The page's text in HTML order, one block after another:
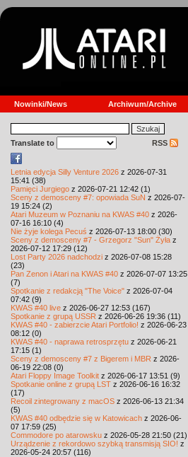
Nowinki/News Archiwum/Archive
Translate to RSS
Letnia edycja Silly Venture 2026 z 2026-07-31
15:41 (38)
Pamięci Jurgiego z 2026-07-21 12:42 (1)
Sceny z demosceny #7: opowiada SuN z 2026-07-
19 15:24 (2)
Atari Muzeum w Poznaniu na KWAS #40 z 2026-
07-16 16:10 (4)
Nie żyje kolega Pecuś z 2026-07-13 18:00 (30)
Sceny z demosceny #7 - Grzegorz "Sun" Żyła z
2026-07-12 17:29 (12)
Lost Party 2026 nadchodzi z 2026-07-08 15:28
(23)
Pan Zenon i Atari na KWAS #40 z 2026-07-07 13:25
(7)
Spotkanie z redakcją "The Voice" z 2026-07-04
07:42 (9)
KWAS #40 live z 2026-06-27 12:53 (167)
Spotkanie z grupą USSR z 2026-06-26 19:36 (11)
KWAS #40 - zabierzcie Atari Portfolio! z 2026-06-23
08:12 (0)
KWAS #40 - naprawa retrosprzętu z 2026-06-21
17:15 (1)
Sceny z demosceny #7 z Bigerem i MBR z 2026-
06-19 22:08 (0)
Atari Floppy Image Toolkit z 2026-06-17 13:51 (9)
Spotkanie online z grupą LST z 2026-06-16 16:32
(17)
Recoil zintegrowany z macOS z 2026-06-13 21:34
(5)
KWAS #40 odbędzie się w Katowicach z 2026-06-
07 17:59 (25)
Commodore po atarowsku z 2026-05-28 21:50 (21)
Urządzenie z rekordowo szybką transmisją SIO! z
2026-05-24 20:57 (116)